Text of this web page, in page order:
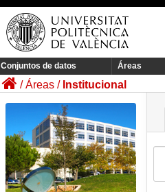
Conjuntos de datos Áreas
Áreas Institucional